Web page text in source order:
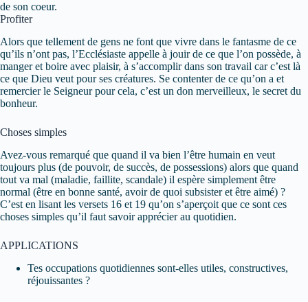
de son coeur.
Profiter
Alors que tellement de gens ne font que vivre dans le fantasme de ce
qu’ils n’ont pas, l’Ecclésiaste appelle à jouir de ce que l’on possède, à
manger et boire avec plaisir, à s’accomplir dans son travail car c’est là
ce que Dieu veut pour ses créatures. Se contenter de ce qu’on a et
remercier le Seigneur pour cela, c’est un don merveilleux, le secret du
bonheur.
Choses simples
Avez-vous remarqué que quand il va bien l’être humain en veut
toujours plus (de pouvoir, de succès, de possessions) alors que quand
tout va mal (maladie, faillite, scandale) il espère simplement être
normal (être en bonne santé, avoir de quoi subsister et être aimé) ?
C’est en lisant les versets 16 et 19 qu’on s’aperçoit que ce sont ces
choses simples qu’il faut savoir apprécier au quotidien.
APPLICATIONS
Tes occupations quotidiennes sont-elles utiles, constructives,
réjouissantes ?